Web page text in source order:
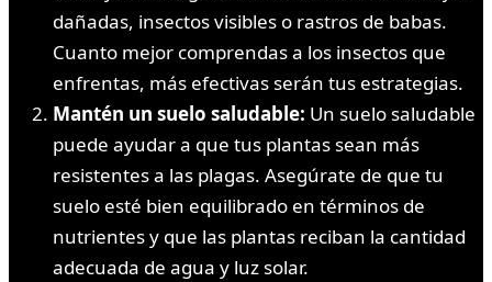
dañadas, insectos visibles o rastros de babas.
Cuanto mejor comprendas a los insectos que
enfrentas, más efectivas serán tus estrategias.
Mantén un suelo saludable: Un suelo saludable
puede ayudar a que tus plantas sean más
resistentes a las plagas. Asegúrate de que tu
suelo esté bien equilibrado en términos de
nutrientes y que las plantas reciban la cantidad
adecuada de agua y luz solar.